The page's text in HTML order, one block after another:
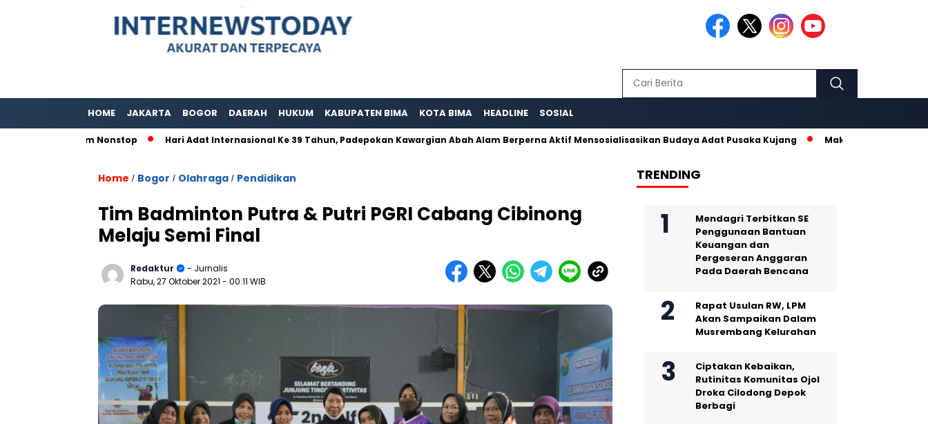
HOME JAKARTA BOGOR DAERAH HUKUM KABUPATEN BIMA KOTA BIMA HEADLINE SOSIAL
Hari Adat Internasional Ke 39 Tahun, Padepokan Kawargian Abah Alam Berperna Aktif Mensosialisasikan Budaya Adat Pusaka Kujang Makmur Hidayat dan
Home / Bogor / Olahraga / Pendidikan
Tim Badminton Putra & Putri PGRI Cabang Cibinong
Melaju Semi Final
Redaktur
- Jurnalis
Rabu, 27 Oktober 2021 - 00:11 WIB
TRENDING
Mendagri Terbitkan SE
Penggunaan Bantuan
Keuangan dan
Pergeseran Anggaran
Pada Daerah Bencana
Rapat Usulan RW, LPM
Akan Sampaikan Dalam
Musrembang Kelurahan
Ciptakan Kebaikan,
Rutinitas Komunitas Ojol
Droka Cilodong Depok
Berbagi